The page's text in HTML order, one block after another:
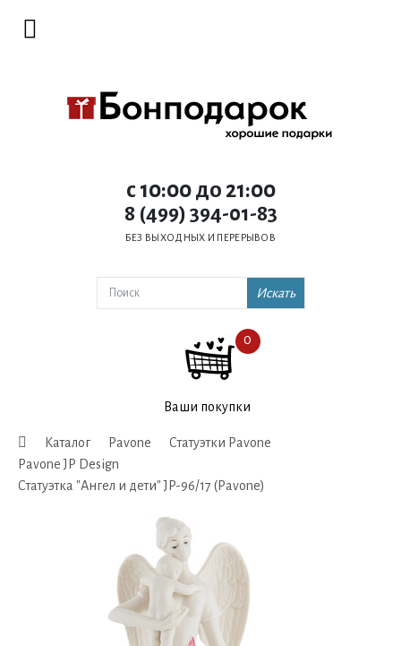
c 10:00 до 21:00
8 (499) 394-01-83
БЕЗ ВЫХОДНЫХ И ПЕРЕРЫВОВ
Искать
0
Ваши покупки
Каталог Pavone
Статуэтки Pavone
Pavone JP Design
Статуэтка "Ангел и дети" JP-96/17 (Pavone)